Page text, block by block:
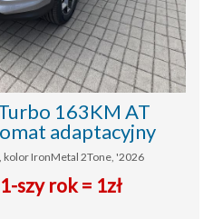
163KM AT
adaptacyjny
kolor IronMetal 2Tone, '2026
szy rok = 1zł